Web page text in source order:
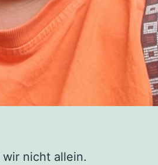
nicht allein.